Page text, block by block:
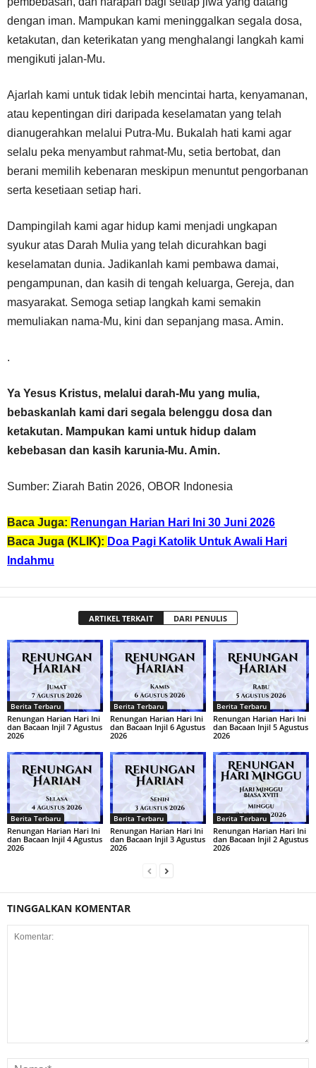
dengan iman. Mampukan kami meninggalkan segala dosa,
ketakutan, dan keterikatan yang menghalangi langkah kami
mengikuti jalan-Mu.
Ajarlah kami untuk tidak lebih mencintai harta, kenyamanan,
atau kepentingan diri daripada keselamatan yang telah
dianugerahkan melalui Putra-Mu. Bukalah hati kami agar
selalu peka menyambut rahmat-Mu, setia bertobat, dan
berani memilih kebenaran meskipun menuntut pengorbanan
serta kesetiaan setiap hari.
Dampingilah kami agar hidup kami menjadi ungkapan
syukur atas Darah Mulia yang telah dicurahkan bagi
keselamatan dunia. Jadikanlah kami pembawa damai,
pengampunan, dan kasih di tengah keluarga, Gereja, dan
masyarakat. Semoga setiap langkah kami semakin
memuliakan nama-Mu, kini dan sepanjang masa. Amin.
.
Ya Yesus Kristus, melalui darah-Mu yang mulia,
bebaskanlah kami dari segala belenggu dosa dan
ketakutan. Mampukan kami untuk hidup dalam
kebebasan dan kasih karunia-Mu. Amin.
Sumber: Ziarah Batin 2026, OBOR Indonesia
Baca Juga: Renungan Harian Hari Ini 30 Juni 2026
Baca Juga (KLIK): Doa Pagi Katolik Untuk Awali Hari
Indahmu
ARTIKEL TERKAIT DARI PENULIS
Berita Terbaru
Renungan Harian Hari Ini
dan Bacaan Injil 7 Agustus
2026
Berita Terbaru
Renungan Harian Hari Ini
dan Bacaan Injil 6 Agustus
2026
Berita Terbaru
Renungan Harian Hari Ini
dan Bacaan Injil 5 Agustus
2026
Berita Terbaru
Renungan Harian Hari Ini
dan Bacaan Injil 4 Agustus
2026
Berita Terbaru
Renungan Harian Hari Ini
dan Bacaan Injil 3 Agustus
2026
Berita Terbaru
Renungan Harian Hari Ini
dan Bacaan Injil 2 Agustus
2026
TINGGALKAN KOMENTAR